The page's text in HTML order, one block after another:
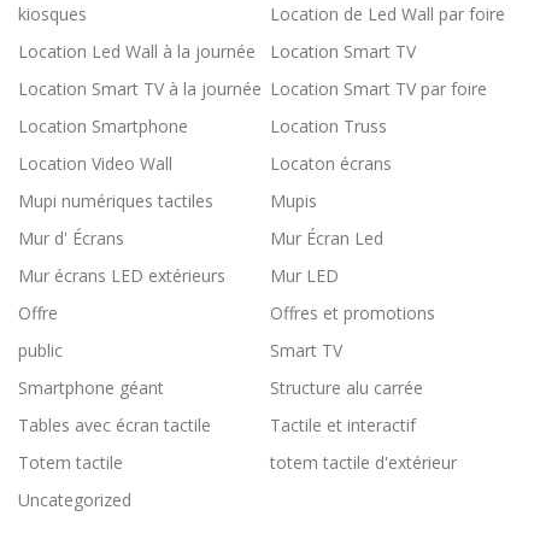
kiosques
Location de Led Wall par foire
Location Led Wall à la journée
Location Smart TV
Location Smart TV à la journée Location Smart TV par foire
Location Smartphone
Location Truss
Location Video Wall
Locaton écrans
Mupi numériques tactiles
Mupis
Mur d' Écrans
Mur Écran Led
Mur écrans LED extérieurs
Mur LED
Offre
Offres et promotions
public
Smart TV
Smartphone géant
Structure alu carrée
Tables avec écran tactile
Tactile et interactif
Totem tactile
totem tactile d'extérieur
Uncategorized